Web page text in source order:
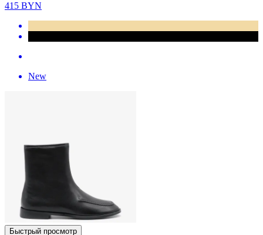
415 BYN
New
Быстрый просмотр